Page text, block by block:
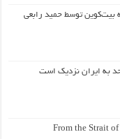
بیت‌کوین توسط حمید رابعی
به ایران نزدیک است
From the Strait